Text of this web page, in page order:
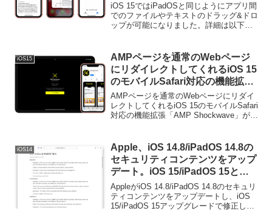
iOS 15ではiPadOSと同じようにアプリ間
でのファイルやテキストのドラッグ&ドロ
ップが可能になりました。詳細は以下か
iOS15
AMPページを通常のWebページ
にリダイレクトしてくれるiOS 15
のモバイルSafari対応の機能拡張
「AMP Shockwave」がリリー
ス。
AMPページを通常のWebページにリダイ
レクトしてくれるiOS 15のモバイルSafari
対応の機能拡張「AMP Shockwave」がリ
iOS14
Apple、iOS 14.8/iPadOS 14.8の
セキュリティコンテンツをアップ
デート。iOS 15/iPadOS 15と同
じ脆弱性を複数修正。
AppleがiOS 14.8/iPadOS 14.8のセキュリ
ティコンテンツをアップデートし、iOS
15/iPadOS 15アップグレードで修正した